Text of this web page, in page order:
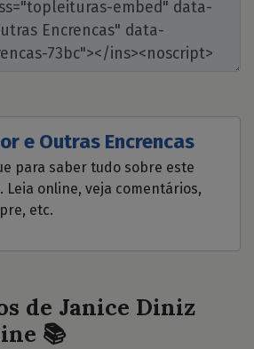
e Outras Encrencas
para saber tudo sobre este
Leia online, veja comentários,
etc.
de Janice Diniz
📚